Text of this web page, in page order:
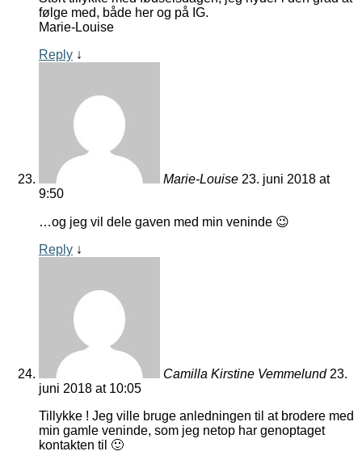
følge med, både her og på IG.
Marie-Louise
Reply ↓
Marie-Louise 23. juni 2018 at
9:50
…og jeg vil dele gaven med min veninde 😉
Reply ↓
Camilla Kirstine Vemmelund 23.
juni 2018 at 10:05
Tillykke ! Jeg ville bruge anledningen til at brodere med
min gamle veninde, som jeg netop har genoptaget
kontakten til 🙂